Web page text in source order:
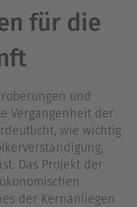
für die
und
Vergangenheit der
wie wichtig
Das Projekt der
der Kernanliegen